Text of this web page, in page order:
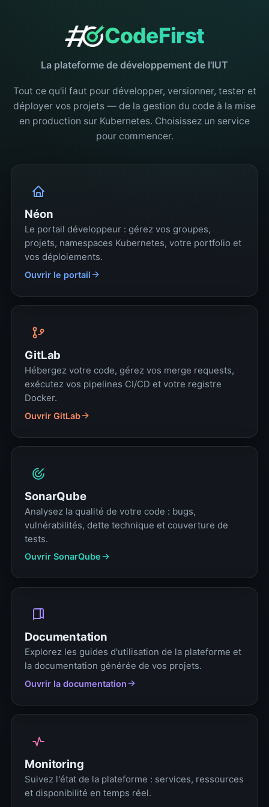
CodeFirst
La plateforme de développement de l'IUT
Tout ce qu'il faut pour développer, versionner, tester et
déployer vos projets — de la gestion du code à la mise
en production sur Kubernetes. Choisissez un service
pour commencer.
Néon
Le portail développeur : gérez vos groupes,
projets, namespaces Kubernetes, votre portfolio et
vos déploiements.
Ouvrir le portail
GitLab
Hébergez votre code, gérez vos merge requests,
exécutez vos pipelines CI/CD et votre registre
Docker.
Ouvrir GitLab
SonarQube
Analysez la qualité de votre code : bugs,
vulnérabilités, dette technique et couverture de
tests.
Ouvrir SonarQube
Documentation
Explorez les guides d'utilisation de la plateforme et
la documentation générée de vos projets.
Ouvrir la documentation
Monitoring
Suivez l'état de la plateforme : services, ressources
et disponibilité en temps réel.